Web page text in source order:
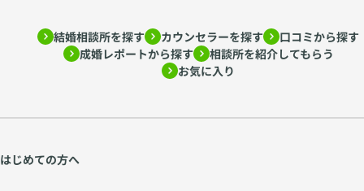
結婚相談所を探す カウンセラーを探す
口コミから探す
成婚レポートから探す
相談所を紹介してもらう
お気に入り
はじめての方へ